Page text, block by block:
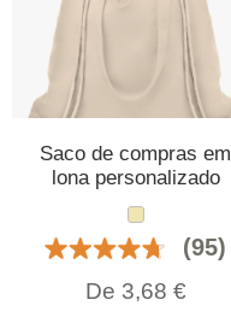
Saco de compras em
lona personalizado
(95)
De 3,68 €